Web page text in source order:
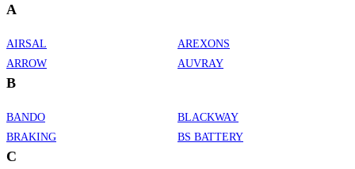
A
AIRSAL
AREXONS
ARROW
AUVRAY
B
BANDO
BLACKWAY
BRAKING
BS BATTERY
C